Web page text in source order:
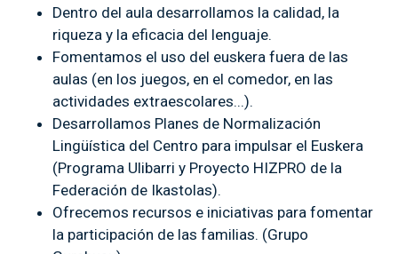
Dentro del aula desarrollamos la calidad, la
riqueza y la eficacia del lenguaje.
Fomentamos el uso del euskera fuera de las
aulas (en los juegos, en el comedor, en las
actividades extraescolares...).
Desarrollamos Planes de Normalización
Lingüística del Centro para impulsar el Euskera
(Programa Ulibarri y Proyecto HIZPRO de la
Federación de Ikastolas).
Ofrecemos recursos e iniciativas para fomentar
la participación de las familias. (Grupo